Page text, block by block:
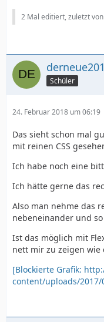
2 Mal editiert, zuletzt von
Schüler
24. Februar 2018 um 06:19
Das sieht schon mal
mit reinen CSS
Ich habe noch eine
Ich hätte gerne das
Also man nehme das
nebeneinander und
Ist das möglich mit
nett mir zu zeigen wie
[Blockierte Grafik:
content/uploads/